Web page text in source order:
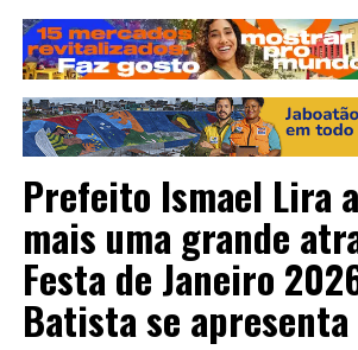
Prefeito Ismael Lira
mais uma grande
Festa de Janeiro
Batista se